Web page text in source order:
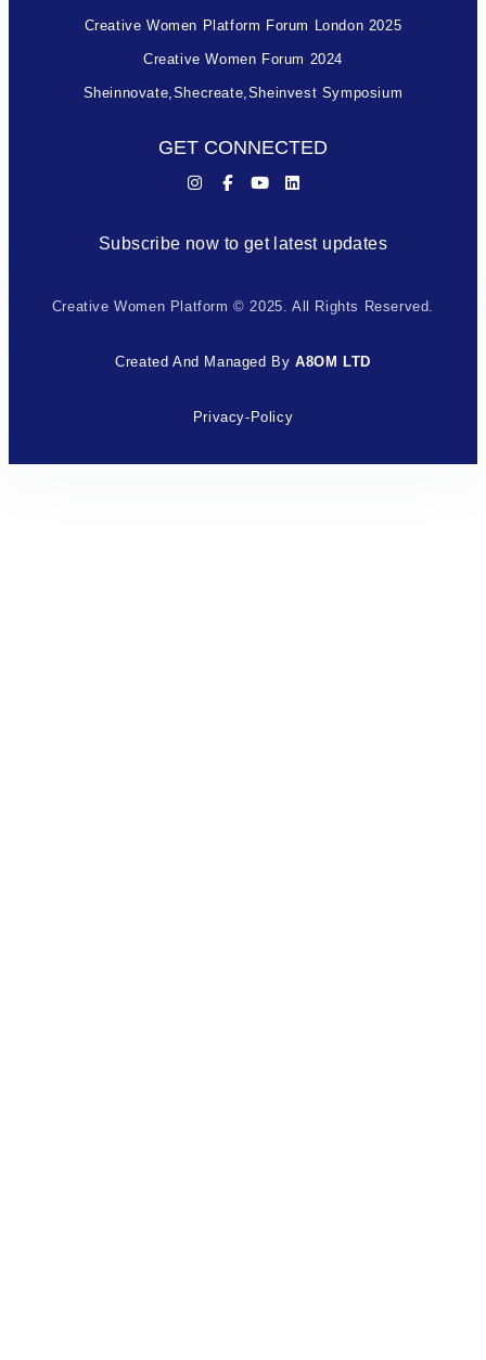
Creative Women Platform Forum London 2025
Creative Women Forum 2024
Sheinnovate,shecreate,sheinvest Symposium
GET CONNECTED
Subscribe now to get latest updates
Creative Women Platform © 2025. All Rights Reserved.
Created And Managed By A8OM LTD
Privacy-Policy